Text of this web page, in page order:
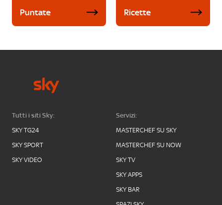
Puntate Ricette
Tutti i siti Sky:
SKY TG24
SKY SPORT
SKY VIDEO
Servizi:
MASTERCHEF SU SKY
MASTERCHEF SU NOW
SKY TV
SKY APPS
SKY BAR